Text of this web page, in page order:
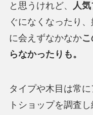
と思うけれど、
人
ぐになくなったり
に会えずなかなかこ
らなかったりも。
タイプや木目は常
トショップを調査